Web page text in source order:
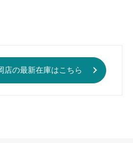
店の最新在庫はこちら